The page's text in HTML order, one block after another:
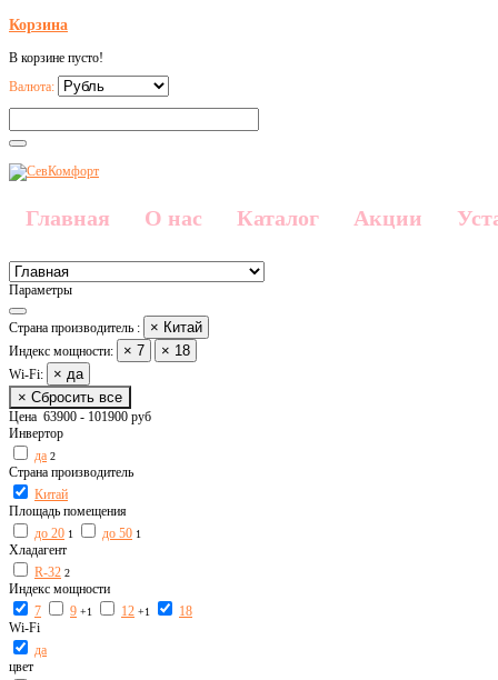
Корзина
В корзине пусто!
Валюта:
Главная О нас Каталог Акции
Параметры
Страна производитель : × Китай
Индекс мощности: × 7 × 18
Wi-Fi:
× да
× Сбросить все
Цена 63900 - 101900 руб
Инвертор
да 2
Страна производитель
Китай
Площадь помещения
до 20 1 до 50 1
Хладагент
R-32 2
Индекс мощности
7
9 +1 12 +1
18
Wi-Fi
да
цвет